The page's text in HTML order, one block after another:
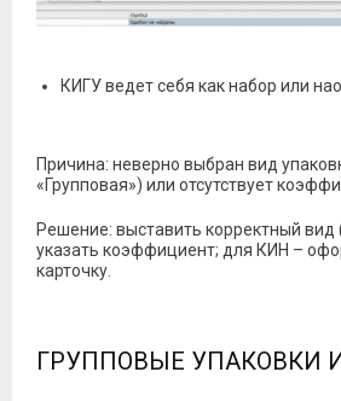
КИГУ ведет себя как набор или
Причина: неверно выбран вид
«Групповая») или отсутствует
Решение: выставить корректный вид
указать коэффициент; для КИН –
карточку.
ГРУППОВЫЕ УПАКОВКИ